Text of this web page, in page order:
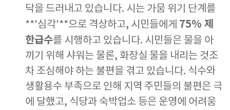
닥을 드러내고 있습니다. 시는 가뭄 위기 단계를
**'심각'**으로 격상하고, 시민들에게 75% 제
한급수를 시행하고 있습니다. 시민들은 물을 아
끼기 위해 샤워는 물론, 화장실 물을 내리는 것조
차 조심해야 하는 불편을 겪고 있습니다. 식수와
생활용수 부족으로 인해 지역 주민들의 불편은 극
에 달했고, 식당과 숙박업소 등은 운영에 어려움